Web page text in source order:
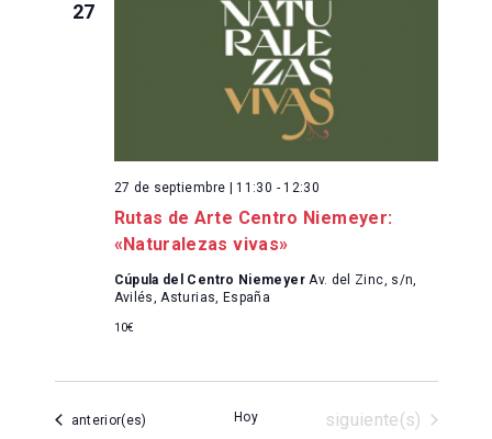
27
Rutas de Arte Centro Niemeyer:
«Naturalezas vivas»
27 de septiembre | 11:30 - 12:30
Cúpula del Centro NiemeyerAv. del Zinc, s/n,
Avilés, Asturias, España
10€
Eventos
anterior(es) Hoy Eventos
siguiente(s)